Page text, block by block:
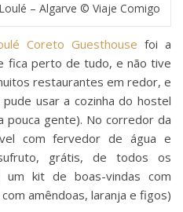
– Algarve © Viaje Comigo
Coreto Guesthouse foi a
fica perto de tudo, e não tive
restaurantes em redor, e
usar a cozinha do hostel
pouca gente). No corredor da
com fervedor de água e
grátis, de todos os
kit de boas-vindas com
amêndoas, laranja e figos)